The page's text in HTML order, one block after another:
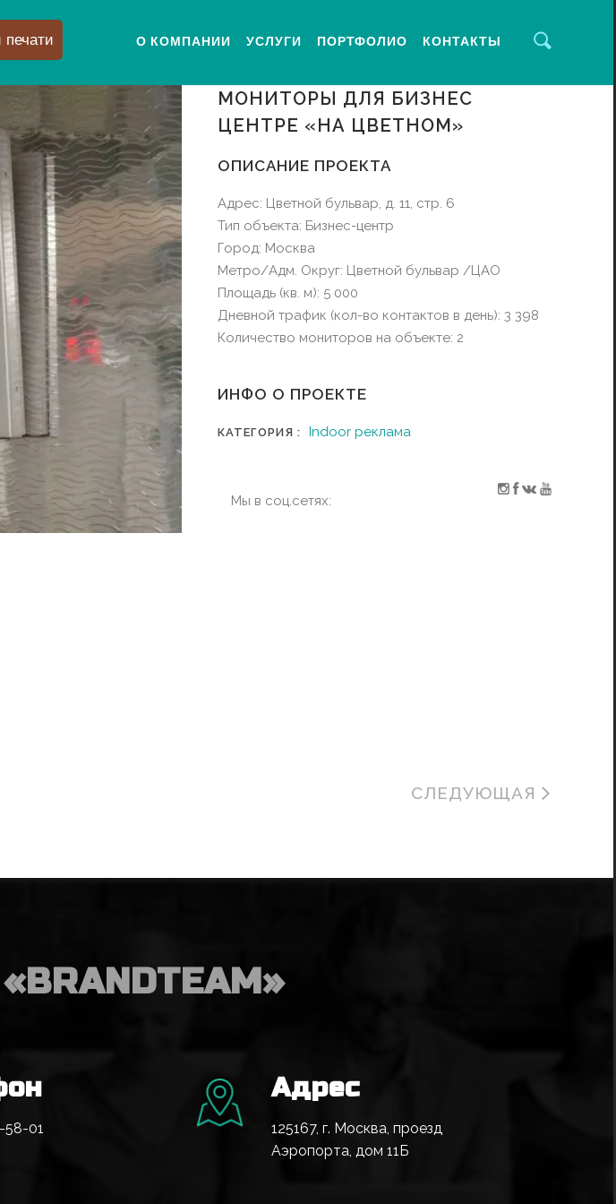
печати О КОМПАНИИ УСЛУГИ ПОРТФОЛИО КОНТАКТЫ
МОНИТОРЫ ДЛЯ БИЗНЕС
ЦЕНТРЕ «НА ЦВЕТНОМ»
ОПИСАНИЕ ПРОЕКТА
Адрес: Цветной бульвар, д. 11, стр. 6
Тип объекта: Бизнес-центр
Город: Москва
Метро/Адм. Округ: Цветной бульвар /ЦАО
Площадь (кв. м): 5 000
Дневной трафик (кол-во контактов в день): 3 398
Количество мониторов на объекте: 2
ИНФО О ПРОЕКТЕ
КАТЕГОРИЯ : Indoor реклама
Мы в соц.сетях:
СЛЕДУЮЩАЯ
58-01
Адрес
125167, г. Москва, проезд
Аэропорта, дом 11Б